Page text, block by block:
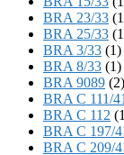
BRA 23/33
BRA 25/33
BRA 3/33 (1)
BRA 8/33 (1)
BRA 9089 (2)
BRA C 111/41
BRA C 112
BRA C 197/
BRA C 209/